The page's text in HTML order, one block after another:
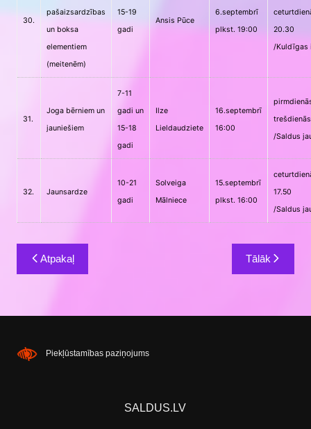
30.
pašaizsardzības
un boksa
elementiem
(meitenēm)
15-19
gadi
Ansis Pūce
6.septembrī
plkst. 19:00
20.30
/Kuldīgas
31.
Joga bērniem un
jauniešiem
7-11
gadi un
15-18
gadi
Ilze
Lieldaudziete
16.septembrī
16:00
/Saldus
32. Jaunsardze
10-21
gadi
Solveiga
Mālniece
15.septembrī
plkst. 16:00
17.50
/Saldus
Ziņu
izvēlne
Atpakaļ Tālāk
Piekļūstamības paziņojums
SALDUS.LV